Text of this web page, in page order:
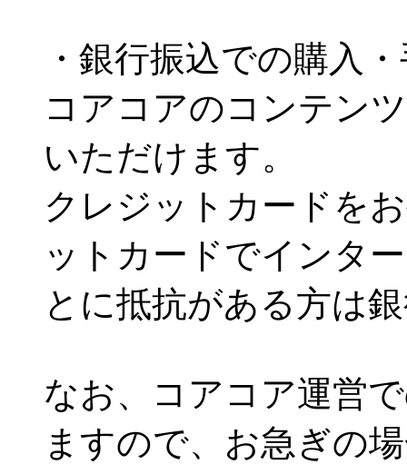
・銀行振込での購入
コアコアのコンテン
いただけます。
クレジットカードを
ットカードでインタ
とに抵抗がある方は
なお、コアコア運営
ますので、お急ぎの